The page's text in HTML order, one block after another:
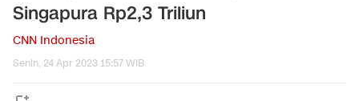
Singapura Rp2,3 Triliun
CNN Indonesia
Senin, 24 Apr 2023 15:57 WIB